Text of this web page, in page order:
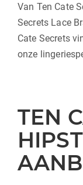
Van Ten Cate
Secrets Lace
Cate Secrets
onze
TEN